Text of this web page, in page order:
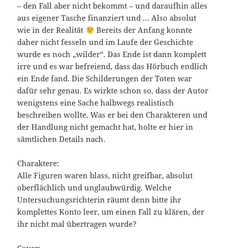
– den Fall aber nicht bekommt – und daraufhin alles
aus eigener Tasche finanziert und … Also absolut
wie in der Realität
Bereits der Anfang konnte
daher nicht fesseln und im Laufe der Geschichte
wurde es noch „wilder“. Das Ende ist dann komplett
irre und es war befreiend, dass das Hörbuch endlich
ein Ende fand. Die Schilderungen der Toten war
dafür sehr genau. Es wirkte schon so, dass der Autor
wenigstens eine Sache halbwegs realistisch
beschreiben wollte. Was er bei den Charakteren und
der Handlung nicht gemacht hat, holte er hier in
sämtlichen Details nach.
Charaktere:
Alle Figuren waren blass, nicht greifbar, absolut
oberflächlich und unglaubwürdig. Welche
Untersuchungsrichterin räumt denn bitte ihr
komplettes Konto leer, um einen Fall zu klären, der
ihr nicht mal übertragen wurde?